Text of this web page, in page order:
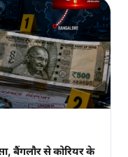
बैंगलौर से कोरियर के